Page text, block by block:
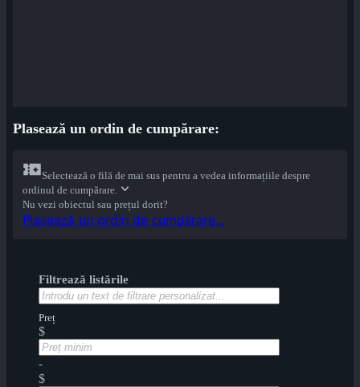
Plasează un ordin de cumpărare:
Selectează o filă de mai sus pentru a vedea informațiile despre
ordinul de cumpărare.
Nu vezi obiectul sau prețul dorit?
Plasează un ordin de cumpărare...
Filtrează listările
Preț
$
-
$